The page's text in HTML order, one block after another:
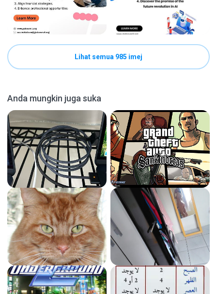
Lihat semua 985 imej
Anda mungkin juga suka